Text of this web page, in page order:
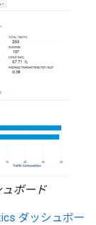
ュボード
ダッシュボー